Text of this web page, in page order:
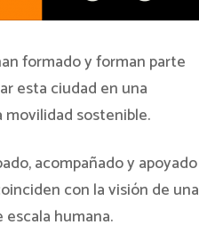
formado y forman parte
esta ciudad en una
sostenible.
acompañado y apoyado
con la visión de una
humana.